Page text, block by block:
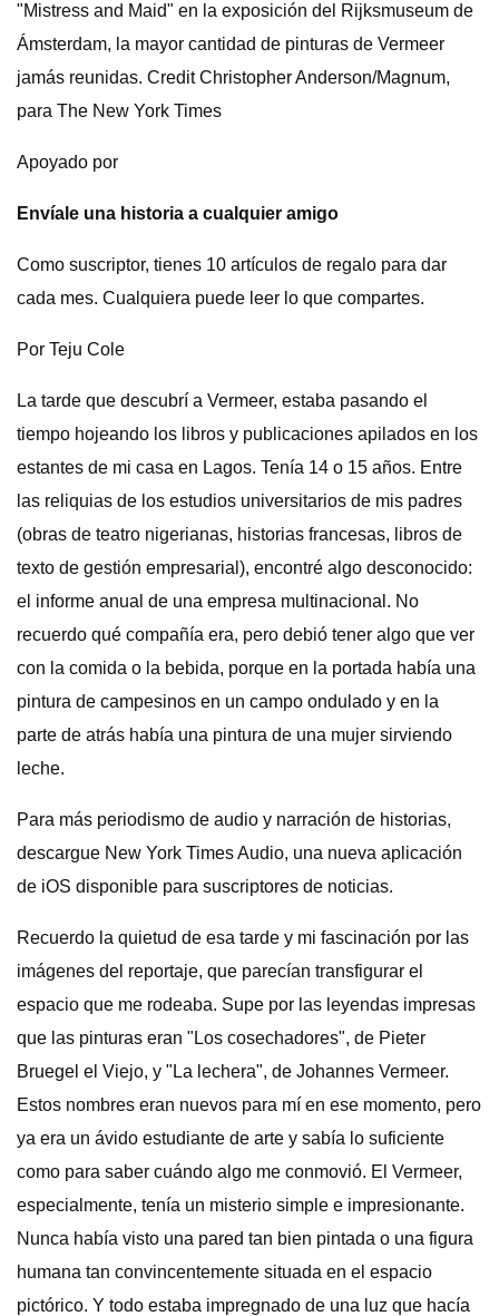
"Mistress and Maid" en la exposición del Rijksmuseum de
Ámsterdam, la mayor cantidad de pinturas de Vermeer
jamás reunidas. Credit Christopher Anderson/Magnum,
para The New York Times
Apoyado por
Envíale una historia a cualquier amigo
Como suscriptor, tienes 10 artículos de regalo para dar
cada mes. Cualquiera puede leer lo que compartes.
Por Teju Cole
La tarde que descubrí a Vermeer, estaba pasando el
tiempo hojeando los libros y publicaciones apilados en los
estantes de mi casa en Lagos. Tenía 14 o 15 años. Entre
las reliquias de los estudios universitarios de mis padres
(obras de teatro nigerianas, historias francesas, libros de
texto de gestión empresarial), encontré algo desconocido:
el informe anual de una empresa multinacional. No
recuerdo qué compañía era, pero debió tener algo que ver
con la comida o la bebida, porque en la portada había una
pintura de campesinos en un campo ondulado y en la
parte de atrás había una pintura de una mujer sirviendo
leche.
Para más periodismo de audio y narración de historias,
descargue New York Times Audio, una nueva aplicación
de iOS disponible para suscriptores de noticias.
Recuerdo la quietud de esa tarde y mi fascinación por las
imágenes del reportaje, que parecían transfigurar el
espacio que me rodeaba. Supe por las leyendas impresas
que las pinturas eran "Los cosechadores", de Pieter
Bruegel el Viejo, y "La lechera", de Johannes Vermeer.
Estos nombres eran nuevos para mí en ese momento, pero
ya era un ávido estudiante de arte y sabía lo suficiente
como para saber cuándo algo me conmovió. El Vermeer,
especialmente, tenía un misterio simple e impresionante.
Nunca había visto una pared tan bien pintada o una figura
humana tan convincentemente situada en el espacio
pictórico. Y todo estaba impregnado de una luz que hacía